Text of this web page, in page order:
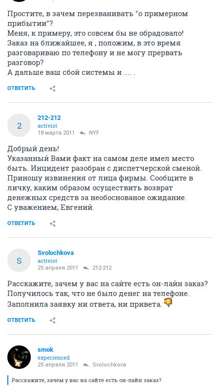
Простите, в зачем перезванивать "о примерном
прибытии"?
Меня, к примеру, это совсем бы не обрадовало!
Заказ на ближайшее, я , положим, в это время
разговариваю по телефону и не могу прервать
разговор?
А дальше ваш сбой системы и .... .
ОТВЕТИТЬ
2
212-212
activist
18 марта 2011 NYF
Добрый день!
Указанный Вами факт на самом деле имел место
быть. Инцидент разобран с диспетчерской сменой.
Приношу извинения от лица фирмы. Сообщите в
личку, каким образом осуществить возврат
денежных средств за необоснованое ожидание.
С уважением, Евгений.
ОТВЕТИТЬ
S
Svolochkova
activist
25 апреля 2011 212-212
Расскажите, зачем у вас на сайте есть он-лайн заказ?
Получилось так, что не было денег на телефоне.
Заполнила заявку ни ответа, ни привета.
ОТВЕТИТЬ
smok
experienced
25 апреля 2011 Svolochkova
Расскажите, зачем у вас на сайте есть он-лайн заказ?